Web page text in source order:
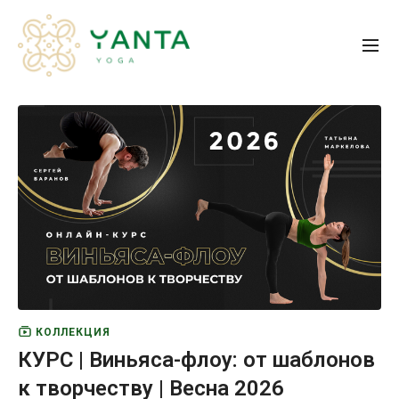
КОЛЛЕКЦИЯ
КУРС | Виньяса-флоу: от шаблонов
к творчеству | Весна 2026